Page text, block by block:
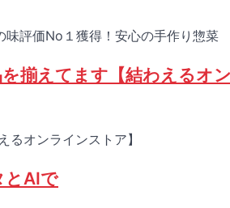
味評価No１獲得！安心の手作り惣菜
揃えてます【結わえるオ
オンラインストア】
とAIで